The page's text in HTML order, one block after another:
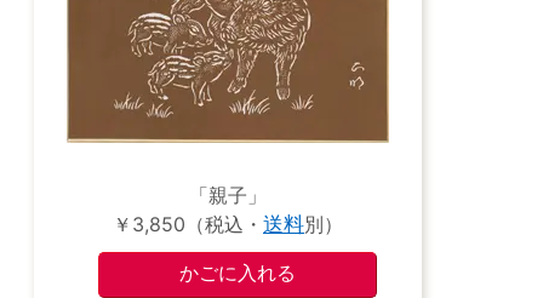
「親子」
￥3,850（税込・ 送料別）